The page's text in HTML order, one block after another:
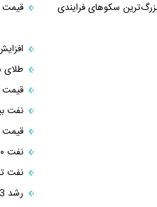
سکوهای فرایندی
طلای
قیمت
نفت بیش از
قیمت نفت امروز ۲۸
نفت ۱۲۰ دلاری در راه است؟
نفت
رشد 13 دلاری قیمت جهانی نفت فقط در 3 روز